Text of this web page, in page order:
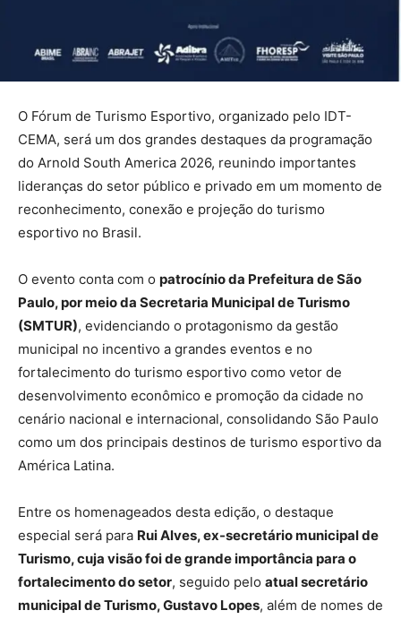
O Fórum de Turismo Esportivo, organizado pelo IDT-
CEMA, será um dos grandes destaques da programação
do Arnold South America 2026, reunindo importantes
lideranças do setor público e privado em um momento de
reconhecimento, conexão e projeção do turismo
esportivo no Brasil.
O evento conta com o patrocínio da Prefeitura de São
Paulo, por meio da Secretaria Municipal de Turismo
(SMTUR), evidenciando o protagonismo da gestão
municipal no incentivo a grandes eventos e no
fortalecimento do turismo esportivo como vetor de
desenvolvimento econômico e promoção da cidade no
cenário nacional e internacional, consolidando São Paulo
como um dos principais destinos de turismo esportivo da
América Latina.
Entre os homenageados desta edição, o destaque
especial será para Rui Alves, ex-secretário municipal de
Turismo, cuja visão foi de grande importância para o
fortalecimento do setor, seguido pelo atual secretário
municipal de Turismo, Gustavo Lopes, além de nomes de